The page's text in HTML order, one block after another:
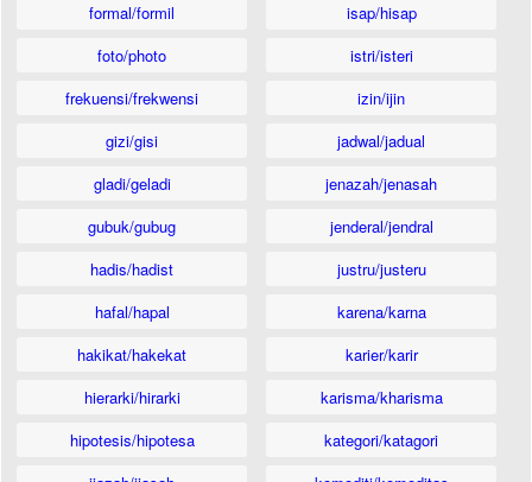
formal/formil
foto/photo
frekuensi/frekwensi
gizi/gisi
gladi/geladi
gubuk/gubug
hadis/hadist
hafal/hapal
hakikat/hakekat
hierarki/hirarki
hipotesis/hipotesa
isap/hisap
istri/isteri
izin/ijin
jadwal/jadual
jenazah/jenasah
jenderal/jendral
justru/justeru
karena/karna
karier/karir
karisma/kharisma
kategori/katagori